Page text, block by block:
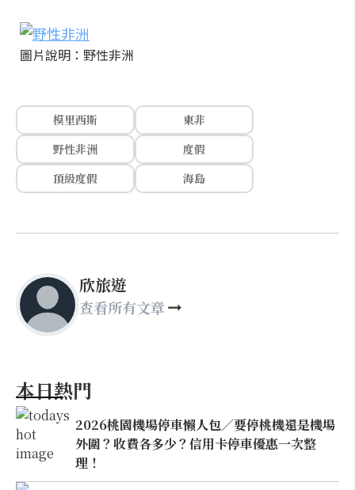
圖片說明：野性非洲
模里西斯
東非
野性非洲
度假
頂級度假
海島
欣旅遊
查看所有文章
本日熱門
2026桃園機場停車懶人包／要停桃機還是機場
外圍？收費各多少？信用卡停車優惠一次整
理！